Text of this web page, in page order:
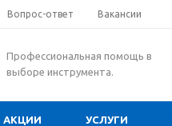
Вопрос-ответ Вакансии
Профессиональная помощь в
выборе инструмента.
АКЦИИ УСЛУГИ